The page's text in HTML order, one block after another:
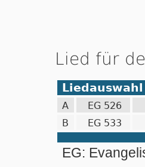
Lied für
Liedauswahl
A
EG 526
B
EG 533
EG: